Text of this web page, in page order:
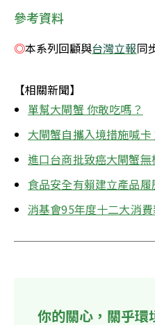
參考資料
◎本系列回顧與台灣立報同
【相關新聞】
單幫大閘蟹 你敢吃嗎？
大閘蟹自攜入境措施喊
進口台商批致癌大閘蟹
食品安全有賴建立產品
消基會95年度十二大消
你的關心，關乎